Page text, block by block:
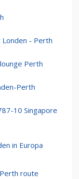
Londen - Perth
Perth
Perth
10 Singapore
in Europa
route